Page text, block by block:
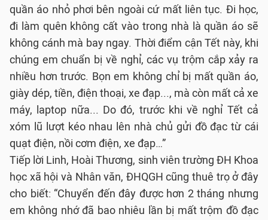
quần áo nhỏ phơi bên ngoài cứ mất liên tục. Đi học,
đi làm quên không cất vào trong nhà là quần áo sẽ
không cánh mà bay ngay. Thời điểm cận Tết này, khi
chúng em chuẩn bị về nghỉ, các vụ trộm cắp xảy ra
nhiều hơn trước. Bọn em không chỉ bị mất quần áo,
giày dép, tiền, điện thoại, xe đạp..., mà còn mất cả xe
máy, laptop nữa... Do đó, trước khi về nghỉ Tết cả
xóm lũ lượt kéo nhau lên nhà chủ gửi đồ đạc từ cái
quạt điện, nồi cơm điện, xe đạp…”
Tiếp lời Linh, Hoài Thương, sinh viên trường ĐH Khoa
học xã hội và Nhân văn, ĐHQGH cũng thuê trọ ở đây
cho biết: “Chuyển đến đây được hơn 2 tháng nhưng
em không nhớ đã bao nhiêu lần bị mất trộm đồ đạc